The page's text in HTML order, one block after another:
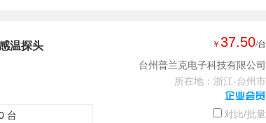
温探头
台
￥ 37.50/台
台州普兰克电子科技有限公司
所在地：浙江-台州市
对比/批量